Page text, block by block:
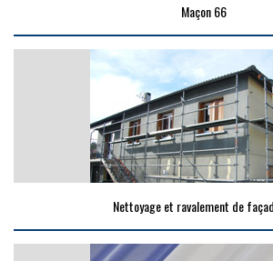
Maçon 66
Nettoyage et ravalement de